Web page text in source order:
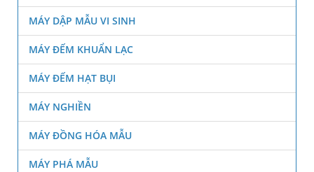
MÁY DẬP MẪU VI SINH
MÁY ĐẾM KHUẨN LẠC
MÁY ĐẾM HẠT BỤI
MÁY NGHIỀN
MÁY ĐỒNG HÓA MẪU
MÁY PHÁ MẪU